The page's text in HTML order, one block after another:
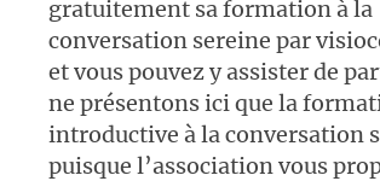
gratuitement sa formation à la
conversation sereine par
et vous pouvez y assister de
ne présentons ici que la
introductive à la conversation
puisque l’association vous